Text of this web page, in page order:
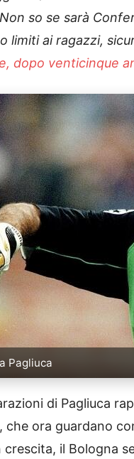
so se sarà
limiti ai ragazzi,
dopo venticinque
Pagliuca
di Pagliuca
che ora guardano
crescita, il Bologna